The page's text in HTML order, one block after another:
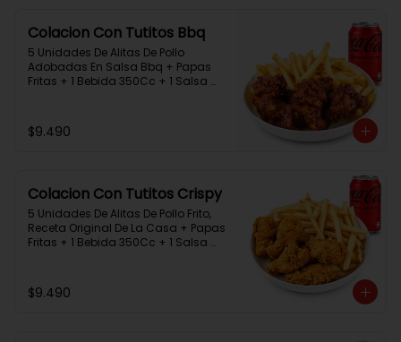
Colacion Con Tutitos Bbq
5 Unidades De Alitas De Pollo
Adobadas En Salsa Bbq + Papas
Fritas + 1 Bebida 350Cc + 1 Salsa
$9.490
Colacion Con Tutitos Crispy
5 Unidades De Alitas De Pollo Frito,
Receta Original De La Casa + Papas
Fritas + 1 Bebida 350Cc + 1 Salsa
$9.490